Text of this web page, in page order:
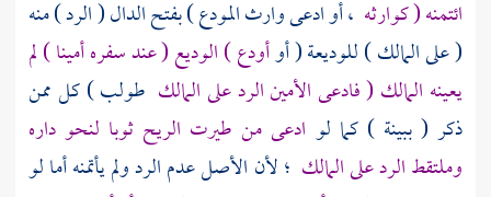
ائتمنه ( كوارثه ، أو ادعى وارث المودع ) بفتح الدال ( الرد ) منه
( على المالك ) للوديعة ( أوأودع ) الوديع ( عند سفره أمينا ) لم
يعينه المالك ( فادعى الأمين الرد على المالك طولب ) كل ممن
ذكر ( ببينة ) كما لو ادعى من طيرت الريح ثوبا لنحو داره
وملتقط الرد على المالك ؛ لأن الأصل عدم الرد ولم يأتمنه أما لو